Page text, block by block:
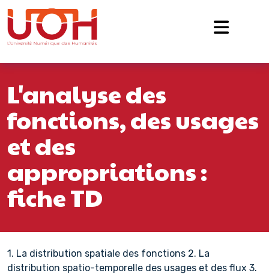
Passer au contenu
Navigation principale
L'analyse des
fonctions, des usages
et des
appropriations :
fiche TD
1. La distribution spatiale des fonctions 2. La
distribution spatio-temporelle des usages et des flux 3.